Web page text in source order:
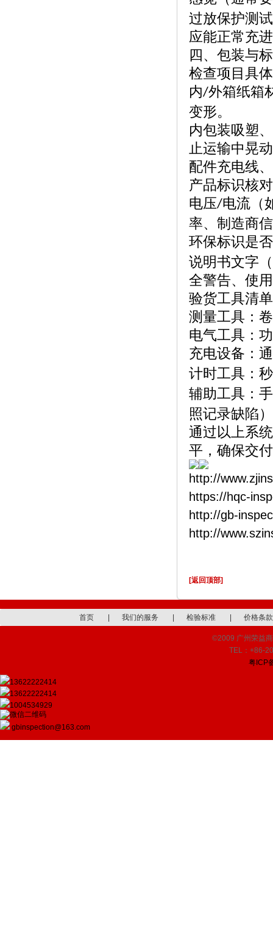
过放保护测
应能正常充
四、包装与
检查项目具
内/外箱纸箱
变形。
内包装吸塑
止运输中晃
配件充电线
产品标识核
电压/电流（
率、制造商
环保标识是
说明书文字
全警告、使
验货工具清单
测量工具：
电气工具：
充电设备：
计时工具：
辅助工具：
照记录缺陷）
通过以上系
平，确保交
http://
https://hqc-
http://gb-
http://
[返回顶部]
首页 我们的服务 检验标准 价格条款
©2009 广州荣益
TEL：+86-
粤ICP
13622222414
13622222414
1004534929
gbinspection@163.com